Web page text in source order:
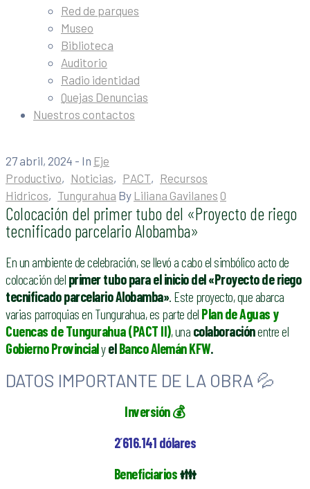
Red de parques
Museo
Biblioteca
Auditorio
Radio identidad
Quejas Denuncias
Nuestros contactos
27 abril, 2024 - In Eje
Productivo‚ Noticias‚ PACT‚ Recursos
Hidricos‚ Tungurahua By Liliana Gavilanes 0
Colocación del primer tubo del «Proyecto de riego
tecnificado parcelario Alobamba»
En un ambiente de celebración, se llevó a cabo el simbólico acto de
colocación del primer tubo para el inicio del «Proyecto de riego
tecnificado parcelario Alobamba». Este proyecto, que abarca
varias parroquias en Tungurahua, es parte del Plan de Aguas y
Cuencas de Tungurahua (PACT II), una colaboraciónentre el
Gobierno ProvincialyelBanco Alemán KFW.
DATOS IMPORTANTE DE LA OBRA 💦
Inversión💰
2´616.141 dólares
Beneficiarios👪